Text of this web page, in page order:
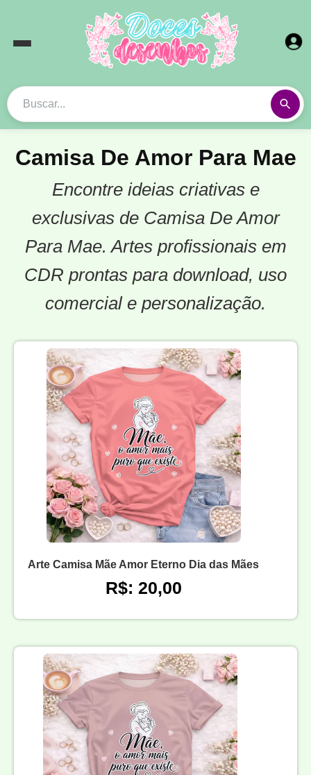
Camisa De Amor Para Mae
Encontre ideias criativas e
exclusivas de Camisa De Amor
Para Mae. Artes profissionais em
CDR prontas para download, uso
comercial e personalização.
Arte Camisa Mãe Amor Eterno Dia das Mães
R$: 20,00